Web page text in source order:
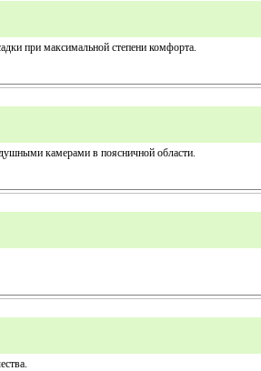
при максимальной степени комфорта.
камерами в поясничной области.